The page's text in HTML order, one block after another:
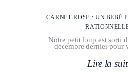
CARNET ROSE : UN BÉBÉ
Notre petit loup est sorti
décembre dernier pour
Lire la